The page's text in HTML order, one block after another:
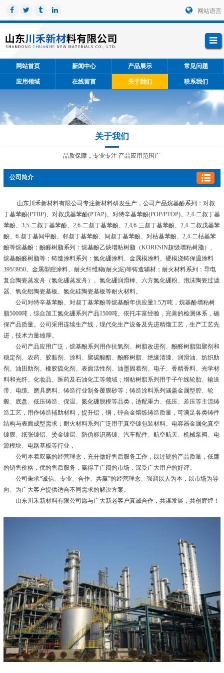
网站语言
网站首页 新闻中心 产品展示 常见问题
应用领域 在线留言 关于我们 联系我们
关于我们
品质保障，专业专注 产品应用范围广
公司简介
山东川禾新材料有限公司专注新材料研发生产，公司产品烷基酚系列：对叔
丁基苯酚(PTBP)、对叔戊基苯酚(PTAP)、对特辛基苯酚(POP/PTOP)、2,4-二叔丁基
苯酚、3,5-二叔丁基苯酚、2,6-二叔丁基苯酚、2,4,6-三叔丁基苯酚、2,4-二叔戊基苯
酚、6-叔丁基间甲酚、邻叔丁基苯酚、间叔丁基苯酚、对枯基苯酚、2,4-二枯基苯
酚等烷基酚；酚醛树脂系列：烷基酚乙炔增粘树脂（KORESIN超级增粘树脂）、
烷基酚醛树脂等；铸造涂料系列：氮化硼涂料、金属模涂料、硬模浇铸保温涂料
395/3950、金属型腔涂料、耐火纤维糊(耐火泥)等铸造辅材；耐火材料系列：导电
复合陶瓷蒸发舟（氮化硼蒸发舟）、氮化硼润滑棒、六方氮化硼粉、泡沫陶瓷过滤
器、氧化铝陶瓷基板、氮化硅陶瓷基板等耐火材料。
公司对特辛基苯酚、对叔丁基苯酚等烷基酚年供应量1.5万吨，烷基酚增粘树
脂5000吨，综合加工氮化硼系列产品1500吨。依托丰富经验，完善的检测体系，确
保产品质量。公司采用连续生产线，现代化生产设备及先进精馏工艺，生产工艺先
进，技术力量雄厚。
公司产品应用广泛，烷基酚系列用作抗氧剂、树脂改进剂、酚醛树脂阻聚剂和
稳定剂、农药、胶黏剂、涂料、聚碳酸酯、酚醛树脂、绝缘清漆、润滑油、纺织助
剂、油田助剂、橡胶硫化剂、表面活性剂、油墨固着剂、电子、香精香料、光学材
料和光纤、化妆品、医药及石油化工等领域；增粘树脂系列用于子午线轮胎、输送
带、电缆、磨具磨料、铸造行业制备覆膜砂等；铸造涂料系列涵盖金属型腔、轮
毂、底盘、低压铸造、保温、氮化硼脱模等品类，适配重力、低压、差压等主流铸
造工艺，用作铸造辅助材料，提升铝，铜，锌合金熔炼铸造质量，可满足各类铸件
结构与表面成型需求；耐火材料系列广泛用于真空镀包装材料、电容器金属化真空
镀膜、纸张镀铝、烫金镀层、防伪标识蒸镀、汽车配件、航空航天、机械泵阀、电
源模块、电路基板等行业，
公司本着双赢的经营理念，充分做好售后服务工作，以过硬的产品质量，低廉
的销售价格，优的售后服务，赢得了广阔的市场，深受广大用户的好评。
公司秉承“诚信、专业、合作、共赢”的经营理念、强调以人为本，以市场为导
向、为广大客户提供适合不同需求的解决方案。
山东川禾新材料有限公司愿与广大新老客户真诚合作，共谋发展，共创辉煌！